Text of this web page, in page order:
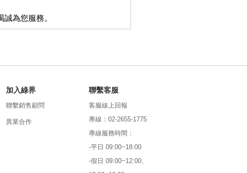
誠為您服務。
加入綠界
聯繫銷售顧問
異業合作
聯繫客服
客服線上回報
專線：02-2655-1775
專線服務時間：
-平日 09:00~18:00
-假日 09:00~12:00、